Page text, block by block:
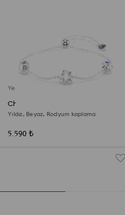
Yeni
Chroma Bileklik
Yıldız, Beyaz, Rodyum kaplama
5.590 ₺